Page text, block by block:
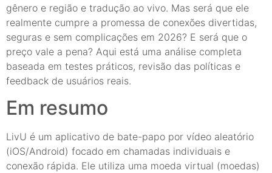
gênero e região e tradução ao vivo. Mas será que ele
realmente cumpre a promessa de conexões divertidas,
seguras e sem complicações em 2026? E será que o
preço vale a pena? Aqui está uma análise completa
baseada em testes práticos, revisão das políticas e
feedback de usuários reais.
Em resumo
LivU é um aplicativo de bate-papo por vídeo aleatório
(iOS/Android) focado em chamadas individuais e
conexão rápida. Ele utiliza uma moeda virtual (moedas)